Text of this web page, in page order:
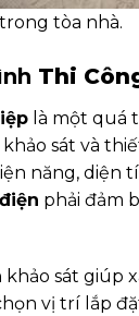
trong tòa nhà.
Thi
là một quá
sát và
năng, diện
phải đảm
sát giúp
vị trí lắp